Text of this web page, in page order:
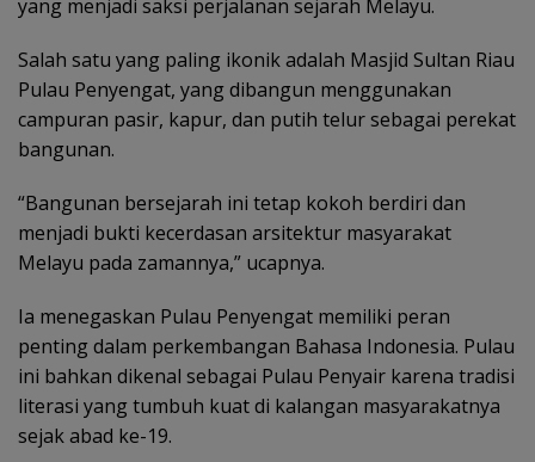
yang menjadi saksi perjalanan sejarah Melayu.
Salah satu yang paling ikonik adalah Masjid Sultan Riau
Pulau Penyengat, yang dibangun menggunakan
campuran pasir, kapur, dan putih telur sebagai perekat
bangunan.
“Bangunan bersejarah ini tetap kokoh berdiri dan
menjadi bukti kecerdasan arsitektur masyarakat
Melayu pada zamannya,” ucapnya.
Ia menegaskan Pulau Penyengat memiliki peran
penting dalam perkembangan Bahasa Indonesia. Pulau
ini bahkan dikenal sebagai Pulau Penyair karena tradisi
literasi yang tumbuh kuat di kalangan masyarakatnya
sejak abad ke-19.